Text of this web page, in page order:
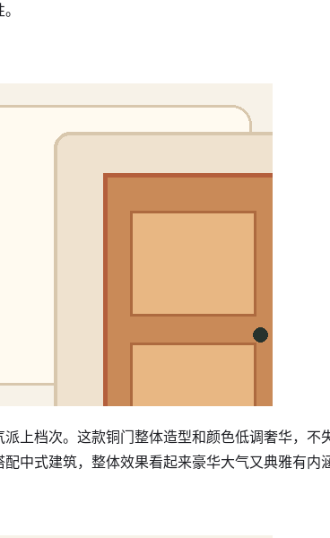
上档次。这款铜门整体造型和颜色低调奢华，不
中式建筑，整体效果看起来豪华大气又典雅有内